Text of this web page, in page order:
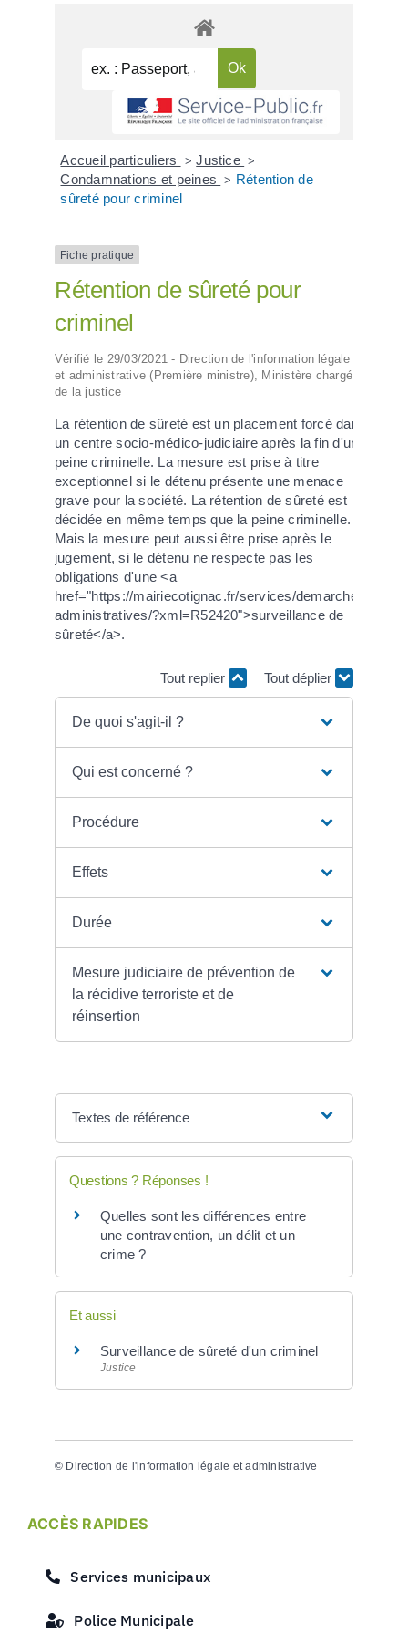
Accueil particuliers > Justice >
Condamnations et peines > Rétention de
sûreté pour criminel
Fiche pratique
Rétention de sûreté pour
criminel
Vérifié le 29/03/2021 - Direction de l'information légale
et administrative (Première ministre), Ministère chargé
de la justice
La rétention de sûreté est un placement forcé dans
un centre socio-médico-judiciaire après la fin d'une
peine criminelle. La mesure est prise à titre
exceptionnel si le détenu présente une menace
grave pour la société. La rétention de sûreté est
décidée en même temps que la peine criminelle.
Mais la mesure peut aussi être prise après le
jugement, si le détenu ne respecte pas les
obligations d'une <a
href="https://mairiecotignac.fr/services/demarches-
administratives/?xml=R52420">surveillance de
sûreté</a>.
Tout replier Tout déplier
De quoi s'agit-il ?
Qui est concerné ?
Procédure
Effets
Durée
Mesure judiciaire de prévention de
la récidive terroriste et de
réinsertion
Textes de référence
Questions ? Réponses !
Quelles sont les différences entre
une contravention, un délit et un
crime ?
Et aussi
Surveillance de sûreté d'un criminel
Justice
© Direction de l'information légale et administrative
ACCÈS RAPIDES
Services municipaux
Police Municipale